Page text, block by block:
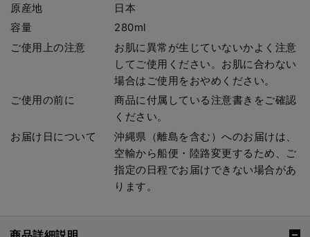
原産地
日本
容量
280ml
ご使用上の注意
お肌に異常が生じていないかよく注意
してご使用ください。お肌に合わない
場合はご使用をおやめください。
ご使用の前に
商品に付属している注意書きをご確認
ください。
お届け日について
沖縄県（離島を含む）へのお届けは、
空輸から船便・陸路変更するため、ご
指定の日程でお届けできない場合があ
ります。